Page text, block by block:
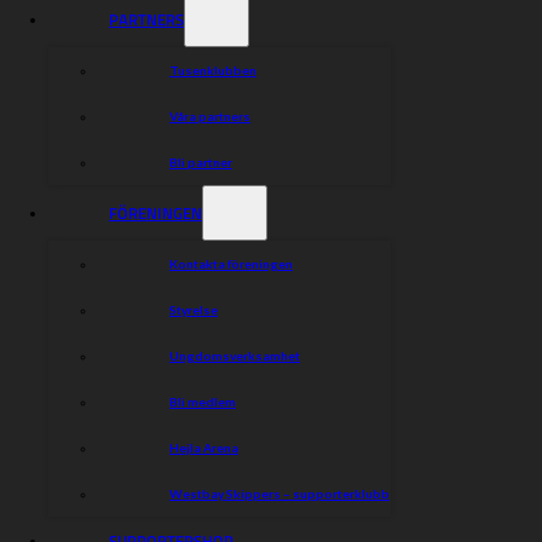
PARTNERS
Tusenklubben
Våra partners
Bli partner
FÖRENINGEN
Kontakta föreningen
Styrelse
Ungdomsverksamhet
Bli medlem
Hejla Arena
Westbay Skippers – supporterklubb
Även övriga ligor kommer att kunna lägga inställda
matcher på torsdagar men om en match i Ekstraliga
större konkurrens om platserna för utländska förare och
vilket är viktigt för våra svenska klubbar”, avslutar